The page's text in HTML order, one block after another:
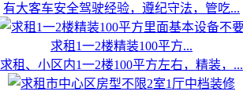
有大客车安全驾驶经验，遵纪守法，管吃...
求租1一2楼精装100平方...
求租、小区内1一2楼100平方左右，精装，...